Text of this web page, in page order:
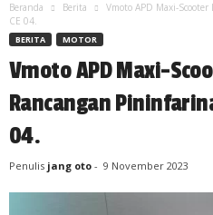
Beranda Berita
Vmoto APD Maxi-
CE 04.
BERITA MOTOR
Vmoto APD Maxi-
Rancangan
04.
Penulis jang oto - 9 November 2023